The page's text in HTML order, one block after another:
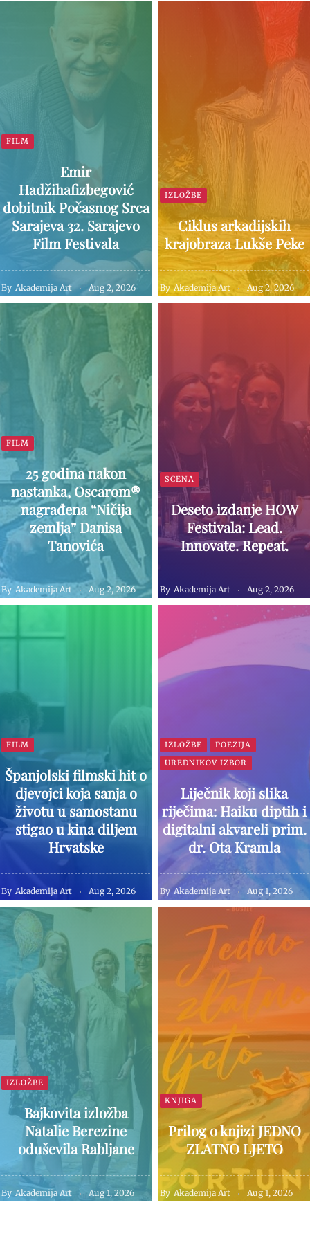
FILM
Emir
Hadžihafizbegović
dobitnik Počasnog Srca
Sarajeva 32. Sarajevo
Film Festivala
By Akademija Art Aug 2, 2026
IZLOŽBE
Ciklus arkadijskih
krajobraza Lukše Peke
By Akademija Art Aug 2, 2026
FILM
25 godina nakon
nastanka, Oscarom®
nagrađena “Ničija
zemlja” Danisa
Tanovića
By Akademija Art Aug 2, 2026
SCENA
Deseto izdanje HOW
Festivala: Lead.
Innovate. Repeat.
By Akademija Art Aug 2, 2026
FILM
Španjolski filmski hit o
djevojci koja sanja o
životu u samostanu
stigao u kina diljem
Hrvatske
By Akademija Art Aug 2, 2026
IZLOŽBE
POEZIJA
UREDNIKOV IZBOR
Liječnik koji slika
riječima: Haiku diptih i
digitalni akvareli prim.
dr. Ota Kramla
By Akademija Art Aug 1, 2026
IZLOŽBE
Bajkovita izložba
Natalie Berezine
oduševila Rabljane
By Akademija Art Aug 1, 2026
KNJIGA
Prilog o knjizi JEDNO
ZLATNO LJETO
By Akademija Art Aug 1, 2026